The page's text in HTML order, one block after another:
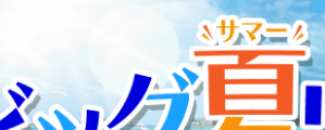
今から注文で最短8
最新の出荷スケジュールについ
州への配送に遅れが生じておりま